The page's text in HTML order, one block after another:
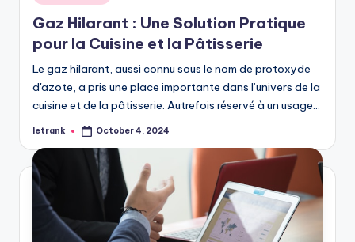
in
Gaz Hilarant : Une Solution Pratique
pour la Cuisine et la Pâtisserie
Le gaz hilarant, aussi connu sous le nom de protoxyde
d'azote, a pris une place importante dans l’univers de la
cuisine et de la pâtisserie. Autrefois réservé à un usage…
Posted
letrank October 4, 2024